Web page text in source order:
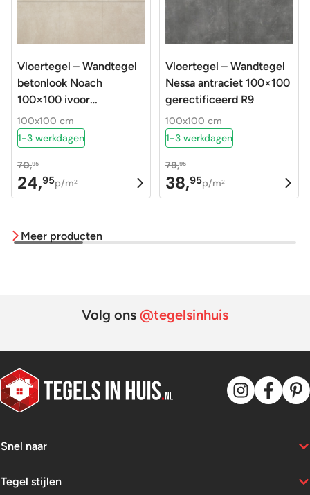
Vloertegel – Wandtegel
betonlook Noach
100×100 ivoor
gerectificeerd R9
100x100 cm
1-3 werkdagen
70,95
Oorspronkelijke
prijs
70,95.
24,95
Huidige
prijs
24,95.
p/m2
Vloertegel – Wandtegel
Nessa antraciet 100×100
gerectificeerd R9
100x100 cm
1-3 werkdagen
79,95
Oorspronkelijke
prijs
38,95
Huidige
prijs
p/m2
Meer producten
Volg ons @tegelsinhuis
Snel naar
Tegel stijlen